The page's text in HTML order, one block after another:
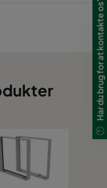
Har du brug for at kontakte os?